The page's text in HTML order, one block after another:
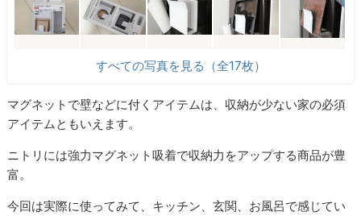
すべての写真を見る（全17枚）
マグネットで壁などに付くアイテムは、収納が少ない家の必須
アイテムともいえます。
ニトリには強力マグネット吸着で収納力をアップする商品が豊
富。
今回は実際に使ってみて、キッチン、玄関、お風呂で感じてい